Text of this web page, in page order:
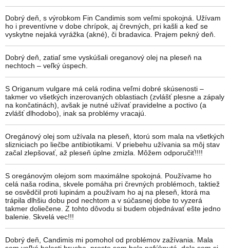
Dobrý deň, s výrobkom Fin Candimis som veľmi spokojná. Užívam
ho i preventívne v dobe chrípok, aj črevných, pri kašli a keď se
vyskytne nejaká vyrážka (akné), či bradavica. Prajem pekný deň.
Dobrý deň, zatiaľ sme vyskúšali oreganový olej na pleseň na
nechtoch – veľký úspech.
S Origanum vulgare má celá rodina veľmi dobré skúsenosti –
takmer vo všetkých inzerovaných oblastiach (zvlášť plesne a zápaly
na končatinách), avšak je nutné užívať pravidelne a poctivo (a
zvlášť dlhodobo), inak sa problémy vracajú.
Oregánový olej som užívala na pleseň, ktorú som mala na všetkých
slizniciach po liečbe antibiotikami. V priebehu užívania sa môj stav
začal zlepšovať, až pleseň úplne zmizla. Môžem odporučiť!!!!
S oregánovým olejom som maximálne spokojná. Používame ho
celá naša rodina, skvele pomáha pri črevných problémoch, taktiež
se osvědčil proti lupinám a používam ho aj na pleseň, ktorá ma
trápila dlhšiu dobu pod nechtom a v súčasnej dobe to vyzerá
takmer doliečene. Z tohto dôvodu si budem objednávať ešte jedno
balenie. Skvelá vec!!!
Dobrý deň, Candimis mi pomohol od problémov zažívania. Mala